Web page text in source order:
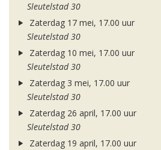
Sleutelstad 30
Zaterdag 17 mei, 17.00 uur
Sleutelstad 30
Zaterdag 10 mei, 17.00 uur
Sleutelstad 30
Zaterdag 3 mei, 17.00 uur
Sleutelstad 30
Zaterdag 26 april, 17.00 uur
Sleutelstad 30
Zaterdag 19 april, 17.00 uur